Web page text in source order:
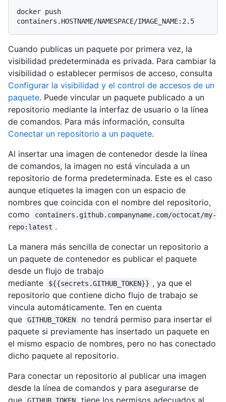
docker push
Cuando publicas un paquete por primera vez, la
visibilidad predeterminada es privada. Para cambiar la
visibilidad o establecer permisos de acceso, consulta
Configurar la visibilidad y el control de accesos de un
paquete. Puede vincular un paquete publicado a un
repositorio mediante la interfaz de usuario o la línea
de comandos. Para más información, consulta
Conectar un repositorio a un paquete.
Al insertar una imagen de contenedor desde la línea
de comandos, la imagen no está vinculada a un
repositorio de forma predeterminada. Este es el caso
aunque etiquetes la imagen con un espacio de
nombres que coincida con el nombre del repositorio,
como
containers.github.companyname.com/octocat/my-
repo:latest .
La manera más sencilla de conectar un repositorio a
un paquete de contenedor es publicar el paquete
desde un flujo de trabajo
mediante
${{secrets.GITHUB_TOKEN}} , ya que el
repositorio que contiene dicho flujo de trabajo se
vincula automáticamente. Ten en cuenta
que
GITHUB_TOKEN
no tendrá permiso para insertar el
paquete si previamente has insertado un paquete en
el mismo espacio de nombres, pero no has conectado
dicho paquete al repositorio.
Para conectar un repositorio al publicar una imagen
desde la línea de comandos y para asegurarse de
que
GITHUB_TOKEN tiene los permisos adecuados al